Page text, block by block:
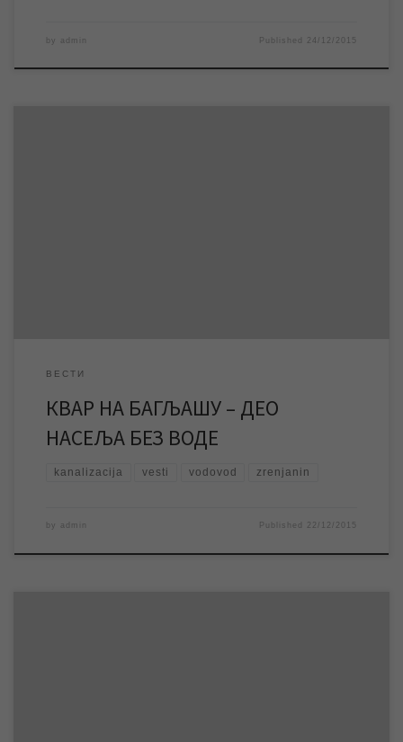
by admin Published 24/12/2015
ВЕСТИ
КВАР НА БАГЉАШУ – ДЕО
НАСЕЉА БЕЗ ВОДЕ
kanalizacija vesti vodovod zrenjanin
by admin Published 22/12/2015